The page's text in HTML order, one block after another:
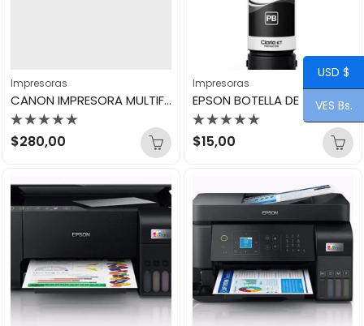
Impresoras
CANON IMPRESORA MULTIFUNCIONAL G4110
Valorado
con
5
$280,00
Impresoras
EPSON BOTELLA DE TINTA NEGRA T554 (L1110, L3110, L3150, L5190)
Valorado
con
$15,00
USD $
VES Bs.